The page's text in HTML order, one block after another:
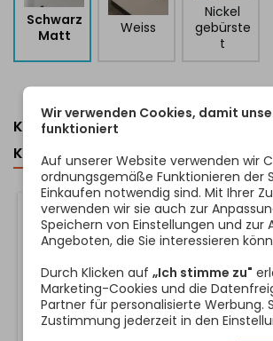
Schwarz
Matt
Weiss
Nickel
gebürste
t
KUNDEN, DIE DIESEN ARTIKEL GEKAUFT
KAUFTEN AUCH ...
Wir verwenden Cookies, damit
funktioniert
Auf unserer Website verwenden wir
ordnungsgemäße Funktionieren der
Einkaufen notwendig sind. Mit Ihrer
verwenden wir sie auch zur
Speichern von Einstellungen und zur
Angeboten, die Sie interessieren
Durch Klicken auf „Ich stimme zu"
Marketing-Cookies und die
Partner für personalisierte Werbung.
Zustimmung jederzeit in den